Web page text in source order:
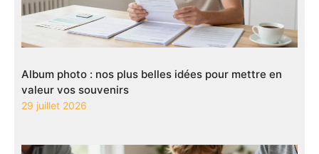
Album photo : nos plus belles idées pour mettre en
valeur vos souvenirs
29 juillet 2026